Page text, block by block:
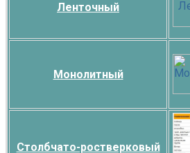
Ленточный
Монолитный
Столбчато-ростверковый